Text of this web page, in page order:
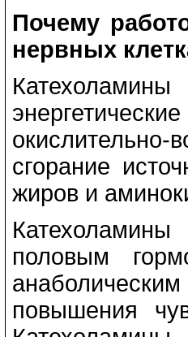
Почему
нервных
окислительно-
сгорание
жиров и
половым
повышения